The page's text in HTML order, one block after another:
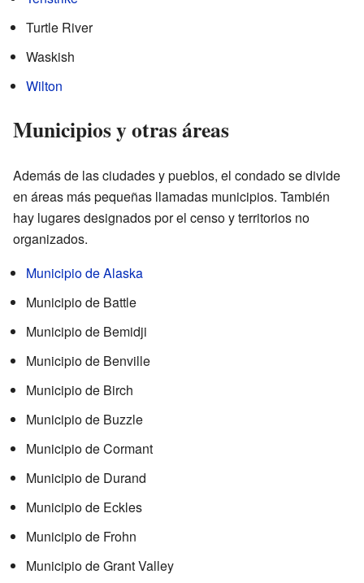
Turtle River
Waskish
Wilton
Municipios y otras áreas
Además de las ciudades y pueblos, el condado se divide
en áreas más pequeñas llamadas municipios. También
hay lugares designados por el censo y territorios no
organizados.
Municipio de Alaska
Municipio de Battle
Municipio de Bemidji
Municipio de Benville
Municipio de Birch
Municipio de Buzzle
Municipio de Cormant
Municipio de Durand
Municipio de Eckles
Municipio de Frohn
Municipio de Grant Valley